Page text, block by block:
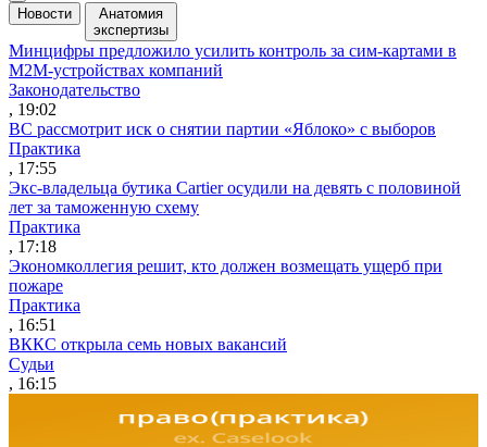
Новости
Анатомия
экспертизы
Минцифры предложило усилить контроль за сим-картами в
M2M-устройствах компаний
Законодательство
, 19:02
ВС рассмотрит иск о снятии партии «Яблоко» с выборов
Практика
, 17:55
Экс-владельца бутика Cartier осудили на девять с половиной
лет за таможенную схему
Практика
, 17:18
Экономколлегия решит, кто должен возмещать ущерб при
пожаре
Практика
, 16:51
ВККС открыла семь новых вакансий
Судьи
, 16:15